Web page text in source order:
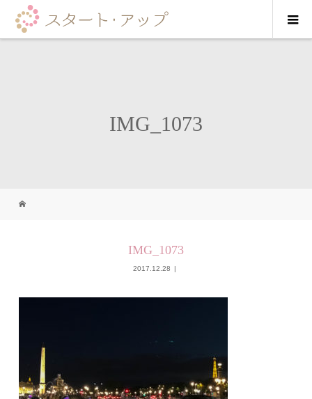
IMG_1073
IMG_1073
2017.12.28